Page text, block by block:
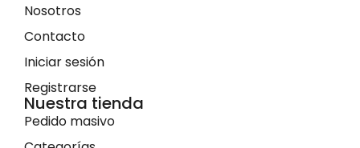
Nosotros
Contacto
Iniciar sesión
Registrarse
Nuestra tienda
Pedido masivo